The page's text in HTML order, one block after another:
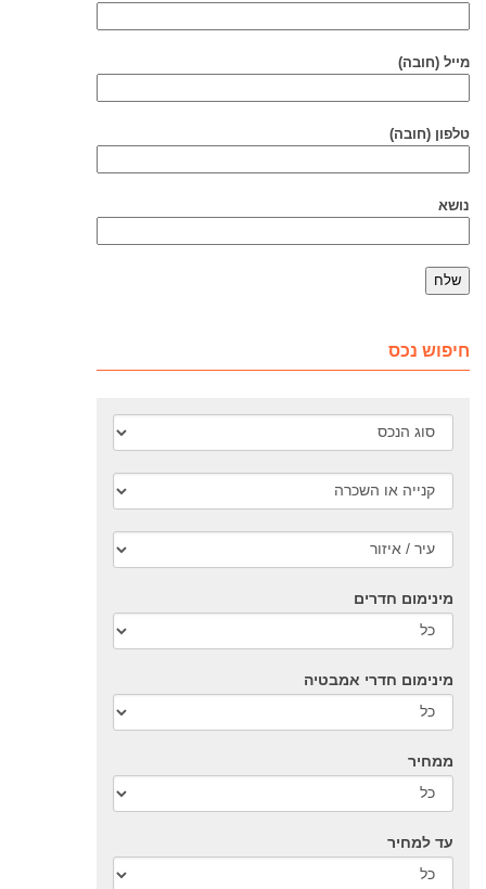
מייל (חובה)
טלפון (חובה)
נושא
חיפוש נכס
מינימום חדרים
מינימום חדרי אמבטיה
ממחיר
עד למחיר